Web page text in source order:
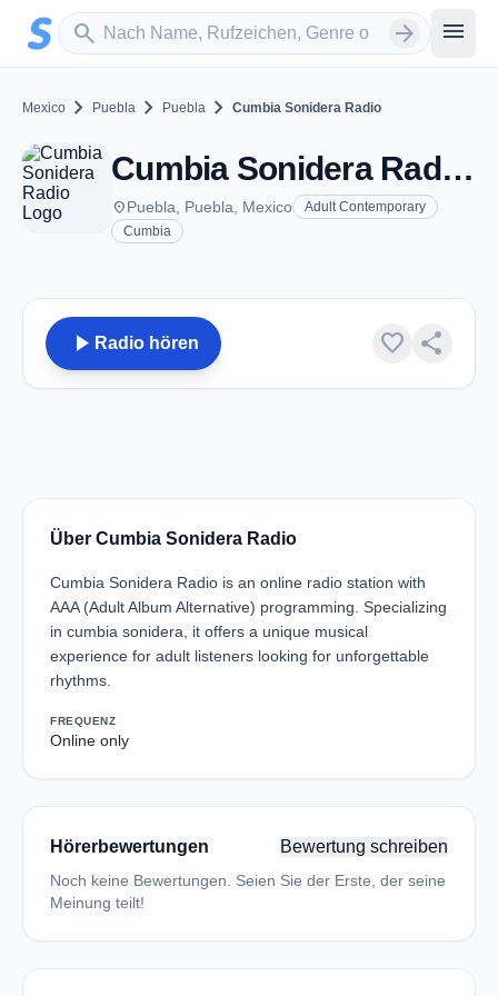
Zum Hauptinhalt springen
search
Sender suchen arrow_forward menu
Mexico chevron_right Puebla chevron_right Puebla chevron_right Cumbia Sonidera Radio
Cumbia Sonidera Radio - Puebla, PU
placePuebla, Puebla, Mexico
Adult Contemporary
Cumbia
play_arrow Radio hören favorite share
Über Cumbia Sonidera Radio
Cumbia Sonidera Radio is an online radio station with
AAA (Adult Album Alternative) programming. Specializing
in cumbia sonidera, it offers a unique musical
experience for adult listeners looking for unforgettable
rhythms.
FREQUENZ
Online only
Hörerbewertungen Bewertung schreiben
Noch keine Bewertungen. Seien Sie der Erste, der seine
Meinung teilt!